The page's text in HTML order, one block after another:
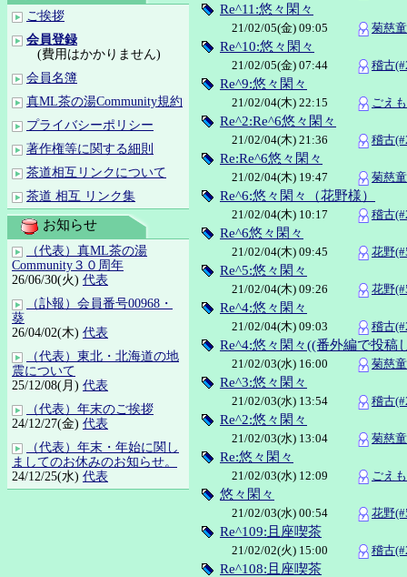
Re^11:悠々閑々
21/02/05(金) 09:05 菊慈
Re^10:悠々閑々
21/02/05(金) 07:44 稽古
Re^9:悠々閑々
21/02/04(木) 22:15 ごえ
Re^2:Re^6悠々閑々
21/02/04(木) 21:36 稽古
Re:Re^6悠々閑々
21/02/04(木) 19:47 菊慈
Re^6:悠々閑々（花野様）
21/02/04(木) 10:17 稽古
Re^6悠々閑々
21/02/04(木) 09:45 花野
Re^5:悠々閑々
21/02/04(木) 09:26 花野
Re^4:悠々閑々
21/02/04(木) 09:03 稽古
Re^4:悠々閑々((番外編で投稿
21/02/03(水) 16:00 菊慈
Re^3:悠々閑々
21/02/03(水) 13:54 稽古
Re^2:悠々閑々
21/02/03(水) 13:04 菊慈
Re:悠々閑々
21/02/03(水) 12:09 ごえ
悠々閑々
21/02/03(水) 00:54 花野
Re^109:且座喫茶
21/02/02(火) 15:00 稽古
Re^108:且座喫茶
ご挨拶
会員登録
(費用はかかりません)
会員名簿
真ML茶の湯Community規約
プライバシーポリシー
著作権等に関する細則
茶道相互リンクについて
茶道 相互 リンク集
お知らせ
（代表）真ML茶の湯
Community３０周年
26/06/30(火) 代表
（訃報）会員番号00968・
葵
26/04/02(木) 代表
（代表）東北・北海道の地
震について
25/12/08(月) 代表
（代表）年末のご挨拶
24/12/27(金) 代表
（代表）年末・年始に関し
ましてのお休みのお知らせ。
24/12/25(水) 代表